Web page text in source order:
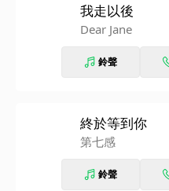
我走以後
Dear Jane
鈴聲
終於等到你
第七感
鈴聲